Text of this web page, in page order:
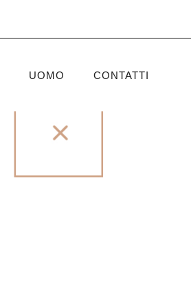
UOMO CONTATTI